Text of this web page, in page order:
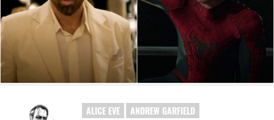
ALICE EVE
ANDREW GARFIELD